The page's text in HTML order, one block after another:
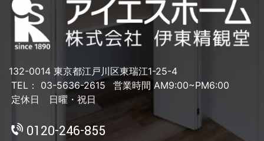
132-0014 東京都江戸川区東瑞江1-25-4
TEL： 03-5636-2615
営業時間 AM9:00~PM6:00
定休日 日曜・祝日
0120-246-855